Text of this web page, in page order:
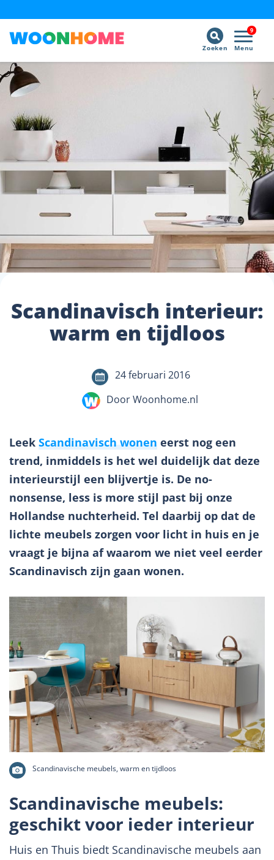
9
Menu
Zoeken
Scandinavisch interieur:
warm en tijdloos
24 februari 2016
Door Woonhome.nl
Leek Scandinavisch wonen eerst nog een
trend, inmiddels is het wel duidelijk dat deze
interieurstijl een blijvertje is. De no-
nonsense, less is more stijl past bij onze
Hollandse nuchterheid. Tel daarbij op dat de
lichte meubels zorgen voor licht in huis en je
vraagt je bijna af waarom we niet veel eerder
Scandinavisch zijn gaan wonen.
Scandinavische meubels, warm en tijdloos
Scandinavische meubels:
geschikt voor ieder interieur
Huis en Thuis biedt Scandinavische meubels aan